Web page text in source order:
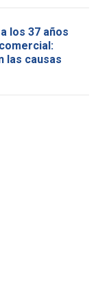
los 37 años
las causas